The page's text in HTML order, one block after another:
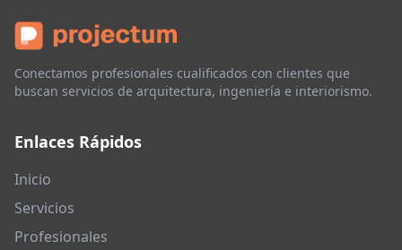
Conectamos profesionales cualificados con clientes que
buscan servicios de arquitectura, ingeniería e interiorismo.
Enlaces Rápidos
Inicio
Servicios
Profesionales